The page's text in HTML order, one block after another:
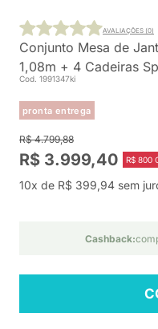
Conjunto Mesa de
1,08m + 4 Cadeiras
Cod. 1991347ki
pronta entrega
AVALIAÇÕES (0)
R$ 4.799,88
R$ 3.999,40 R$ 800
10x de R$ 399,94 sem
Cashback: